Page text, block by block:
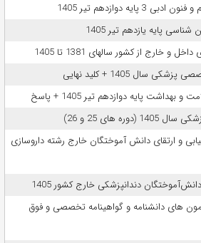
دوازدهم تیر 1405
پایه یازدهم تیر 1405
و خارج از کشور سالهای 1381 تا 1405
سال 1405 + کلید نهایی
پایه دوازدهم تیر 1405 + پاسخ
های 25 و 26)
و ارتقای دانش آموختگان خارج رشته داروسازی
دندانپزشکی خارج کشور 1405
های دانشنامه و گواهینامه تخصصی و فوق